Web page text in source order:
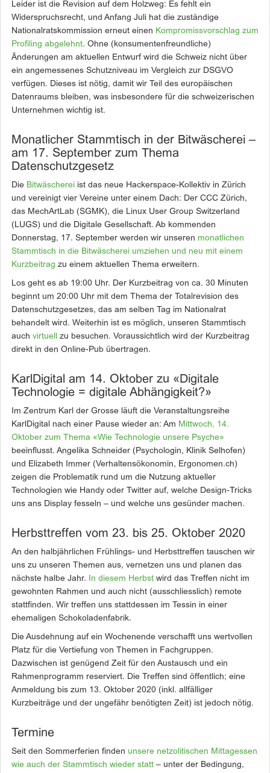
Leider ist die Revision auf dem Holzweg: Es fehlt ein
Widerspruchsrecht, und Anfang Juli hat die zuständige
Nationalratskommission erneut einen Kompromissvorschlag zum
Profiling abgelehnt. Ohne (konsumentenfreundliche)
Änderungen am aktuellen Entwurf wird die Schweiz nicht über
ein angemessenes Schutzniveau im Vergleich zur DSGVO
verfügen. Dieses ist nötig, damit wir Teil des europäischen
Datenraums bleiben, was insbesondere für die schweizerischen
Unternehmen wichtig ist.
Monatlicher Stammtisch in der Bitwäscherei –
am 17. September zum Thema
Datenschutzgesetz
Die Bitwäscherei ist das neue Hackerspace-Kollektiv in Zürich
und vereinigt vier Vereine unter einem Dach: Der CCC Zürich,
das MechArtLab (SGMK), die Linux User Group Switzerland
(LUGS) und die Digitale Gesellschaft. Ab kommenden
Donnerstag, 17. September werden wir unseren monatlichen
Stammtisch in die Bitwäscherei umziehen und neu mit einem
Kurzbeitrag zu einem aktuellen Thema erweitern.
Los geht es ab 19:00 Uhr. Der Kurzbeitrag von ca. 30 Minuten
beginnt um 20:00 Uhr mit dem Thema der Totalrevision des
Datenschutzgesetzes, das am selben Tag im Nationalrat
behandelt wird. Weiterhin ist es möglich, unseren Stammtisch
auch virtuell zu besuchen. Voraussichtlich wird der Kurzbeitrag
direkt in den Online-Pub übertragen.
KarlDigital am 14. Oktober zu «Digitale
Technologie = digitale Abhängigkeit?»
Im Zentrum Karl der Grosse läuft die Veranstaltungsreihe
KarlDigital nach einer Pause wieder an: Am Mittwoch, 14.
Oktober zum Thema «Wie Technologie unsere Psyche»
beeinflusst. Angelika Schneider (Psychologin, Klinik Selhofen)
und Elizabeth Immer (Verhaltensökonomin, Ergonomen.ch)
zeigen die Problematik rund um die Nutzung aktueller
Technologien wie Handy oder Twitter auf, welche Design-Tricks
uns ans Display fesseln – und welche uns gesünder machen.
Herbsttreffen vom 23. bis 25. Oktober 2020
An den halbjährlichen Frühlings- und Herbsttreffen tauschen wir
uns zu unseren Themen aus, vernetzen uns und planen das
nächste halbe Jahr.
In diesem Herbst wird das Treffen nicht im
gewohnten Rahmen und auch nicht (ausschliesslich) remote
stattfinden. Wir treffen uns stattdessen im Tessin in einer
ehemaligen Schokoladenfabrik.
Die Ausdehnung auf ein Wochenende verschafft uns wertvollen
Platz für die Vertiefung von Themen in Fachgruppen.
Dazwischen ist genügend Zeit für den Austausch und ein
Rahmenprogramm reserviert. Die Treffen sind öffentlich; eine
Anmeldung bis zum 13. Oktober 2020 (inkl. allfälliger
Kurzbeiträge und der ungefähr benötigten Zeit) ist jedoch nötig.
Termine
Seit den Sommerferien finden unsere netzolitischen Mittagessen
wie auch der Stammtisch wieder statt – unter der Bedingung,